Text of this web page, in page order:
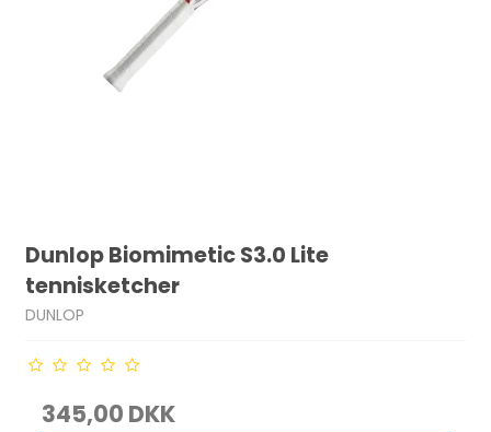
Dunlop Biomimetic S3.0 Lite
tennisketcher
DUNLOP
345,00 DKK